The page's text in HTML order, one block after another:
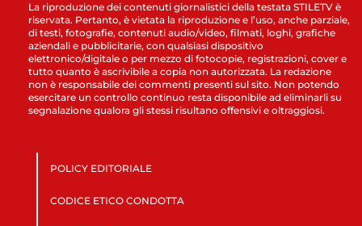
La riproduzione dei contenuti giornalistici della testata STILETV è
riservata. Pertanto, è vietata la riproduzione e l’uso, anche parziale,
di testi, fotografie, contenuti audio/video, filmati, loghi, grafiche
aziendali e pubblicitarie, con qualsiasi dispositivo
elettronico/digitale o per mezzo di fotocopie, registrazioni, cover e
tutto quanto è ascrivibile a copia non autorizzata. La redazione
non è responsabile dei commenti presenti sul sito. Non potendo
esercitare un controllo continuo resta disponibile ad eliminarli su
segnalazione qualora gli stessi risultano offensivi e oltraggiosi.
POLICY EDITORIALE
CODICE ETICO CONDOTTA